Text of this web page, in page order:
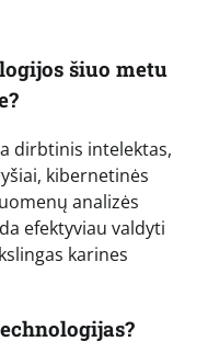
šiuo metu
dirbtinis intelektas,
kibernetinės
analizės
efektyviau valdyti
karines